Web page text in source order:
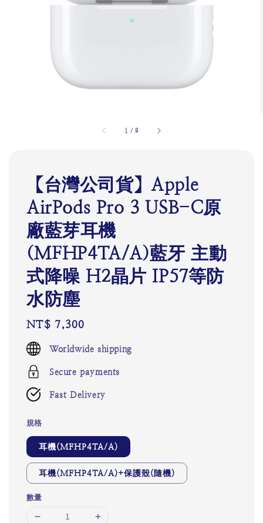
1 /8
【台灣公司貨】Apple
AirPods Pro 3 USB-C原
廠藍芽耳機
(MFHP4TA/A)藍牙 主動
式降噪 H2晶片 IP57等防
水防塵
Regular
price
NT$ 7,300
Worldwide shipping
Secure payments
Fast Delivery
規格
耳機(MFHP4TA/A)
耳機(MFHP4TA/A)+保護殼(隨機)
數量